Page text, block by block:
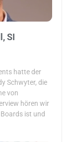
SI
hatte der
Schwyter, die
von
hören wir
ist und